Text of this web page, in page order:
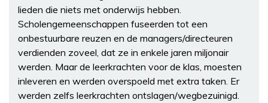
lieden die niets met onderwijs hebben.
Scholengemeenschappen fuseerden tot een
onbestuurbare reuzen en de managers/directeuren
verdienden zoveel, dat ze in enkele jaren miljonair
werden. Maar de leerkrachten voor de klas, moesten
inleveren en werden overspoeld met extra taken. Er
werden zelfs leerkrachten ontslagen/wegbezuinigd.